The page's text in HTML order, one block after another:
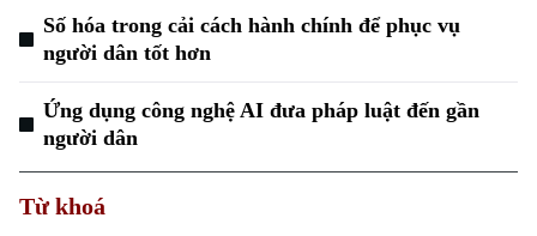
Số hóa trong cải cách hành chính để phục vụ
người dân tốt hơn
Ứng dụng công nghệ AI đưa pháp luật đến gần
người dân
Từ khoá